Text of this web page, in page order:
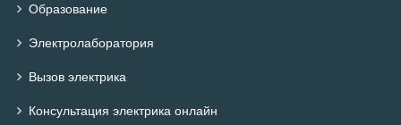
Образование
Электролаборатория
Вызов электрика
Консультация электрика онлайн